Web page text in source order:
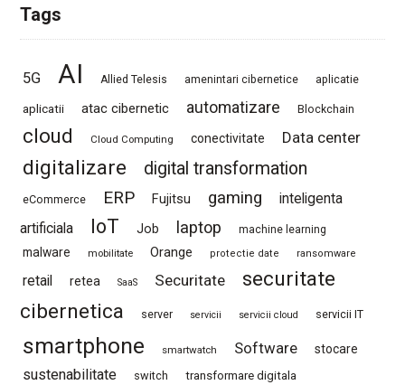
Tags
5G AI Allied Telesis amenintari cibernetice aplicatie
aplicatii atac cibernetic automatizare Blockchain
cloud Cloud Computing conectivitate Data center
digitalizare digital transformation
eCommerce ERP Fujitsu gaming
inteligenta
artificiala
IoT Job laptop machine learning
malware mobilitate Orange protectie date ransomware
retail retea SaaS Securitate
securitate
cibernetica
server servicii servicii cloud servicii IT
smartphone smartwatch Software stocare
sustenabilitate switch transformare digitala